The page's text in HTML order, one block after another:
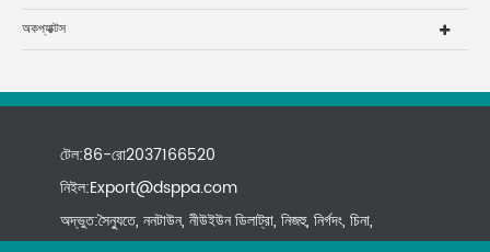
অকপ্যাক্টস
টেল:86-রো2037166520
নিইল:Export@dsppa.com
অদ্ভুত:সৈন্যুতে, ননটাউন, নীউইউন ডিলাট্রা, নিজহু, নির্গদং, চিনা,